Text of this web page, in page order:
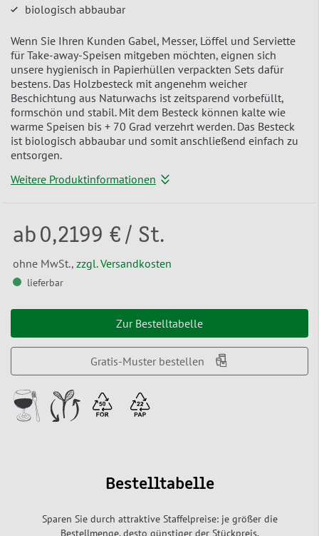
biologisch abbaubar
Wenn Sie Ihren Kunden Gabel, Messer, Löffel und Serviette
für Take-away-Speisen mitgeben möchten, eignen sich
unsere hygienisch in Papierhüllen verpackten Sets dafür
bestens. Das Holzbesteck mit angenehm weicher
Beschichtung aus Naturwachs ist zeitsparend vorbefüllt,
formschön und stabil. Mit dem Besteck können kalte wie
warme Speisen bis + 70 Grad verzehrt werden. Das Besteck
ist biologisch abbaubar und somit anschließend einfach zu
entsorgen.
Weitere Produktinformationen
ab 0,2199 € / St.
ohne MwSt., zzgl. Versandkosten
lieferbar
Zur Bestelltabelle
Gratis-Muster bestellen
Bestelltabelle
Sparen Sie durch attraktive Staffelpreise: je größer die
Bestellmenge, desto günstiger der Stückpreis.